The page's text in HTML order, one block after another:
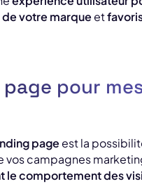
votre marque et
pour
page est la
campagnes
le comportement des